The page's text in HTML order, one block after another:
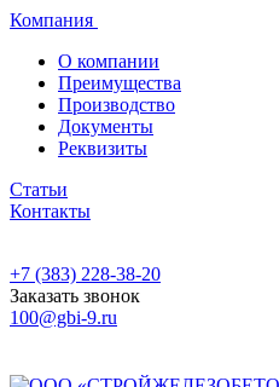
Компания
О компании
Преимущества
Производство
Документы
Реквизиты
Статьи
Контакты
+7 (383) 228-38-20
Заказать звонок
100@gbi-9.ru